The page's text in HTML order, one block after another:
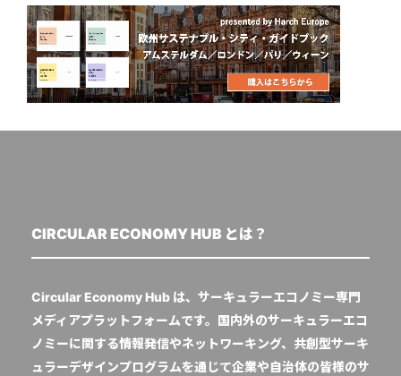
CIRCULAR ECONOMY HUB とは？
Circular Economy Hub は、サーキュラーエコノミー専門
メディアプラットフォームです。国内外のサーキュラーエコ
ノミーに関する情報発信やネットワーキング、共創型サーキ
ュラーデザインプログラムを通じて企業や自治体の皆様のサ